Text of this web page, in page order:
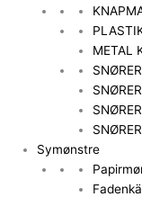
METAL
Symønstre